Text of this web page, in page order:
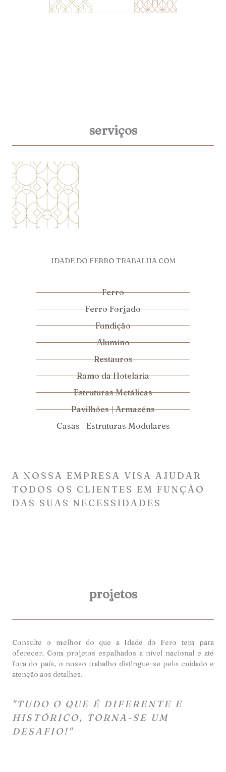
serviços
IDADE DO FERRO TRABALHA COM
Ferro
Ferro Forjado
Fundição
Alumíno
Restauros
Ramo da Hotelaria
Estruturas Metálicas
Pavilhões | Armazéns
Casas | Estruturas Modulares
A NOSSA EMPRESA VISA AJUDAR
TODOS OS CLIENTES EM FUNÇÃO
DAS SUAS NECESSIDADES
projetos
Consulte o melhor do que a Idade do Fero tem para
oferecer. Com projetos espalhados a nível nacional e até
fora do país, o nosso trabalho distingue-se pelo cuidado e
atenção aos detalhes.
"TUDO O QUE É DIFERENTE E
HISTÓRICO, TORNA-SE UM
DESAFIO!"